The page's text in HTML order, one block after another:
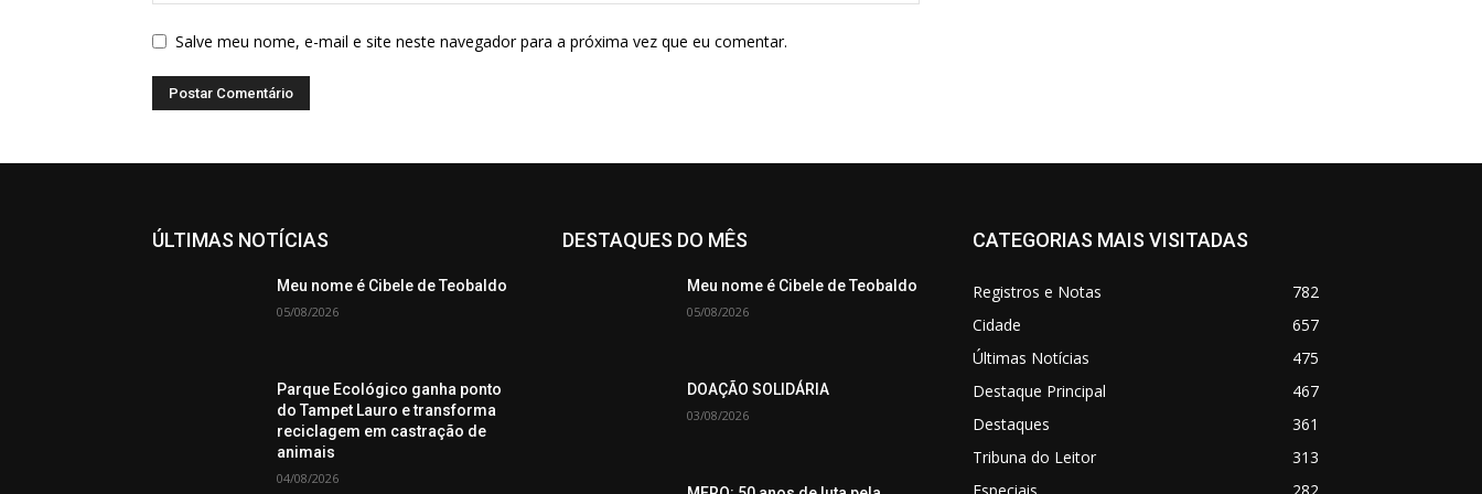
Salve meu nome, e-mail e site neste navegador para a próxima vez que eu comentar.
ÚLTIMAS NOTÍCIAS
Meu nome é Cibele de Teobaldo
05/08/2026
Parque Ecológico ganha ponto
do Tampet Lauro e transforma
reciclagem em castração de
animais
04/08/2026
DESTAQUES DO MÊS
Meu nome é Cibele de Teobaldo
05/08/2026
DOAÇÃO SOLIDÁRIA
03/08/2026
CATEGORIAS MAIS VISITADAS
Registros e Notas
782
Cidade
657
Últimas Notícias
475
Destaque Principal
467
Destaques
361
Tribuna do Leitor
313